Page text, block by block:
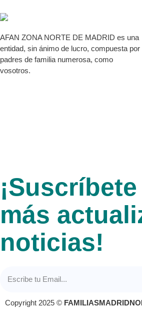
AFAN ZONA NORTE DE MADRID es una
entidad, sin ánimo de lucro, compuesta por
padres de familia numerosa, como
vosotros.
más
noticias!
Copyright 2025 ©